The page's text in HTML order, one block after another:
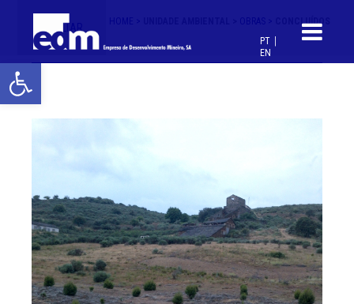
Open toolbar
PT
EN
< VOLTAR CONCLUÍDOS